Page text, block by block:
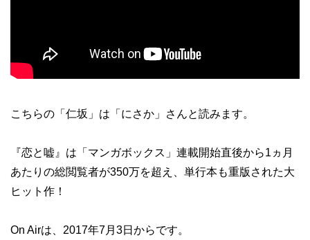
こちらの「仁坂」は「にさか」さんと読みます。
『恋と嘘』は「マンガボックス」連載開始直後から1ヵ月
あたりの総閲覧者が350万を超え、単行本も重版された大
ヒット作！
On Airは、2017年7月3日からです。